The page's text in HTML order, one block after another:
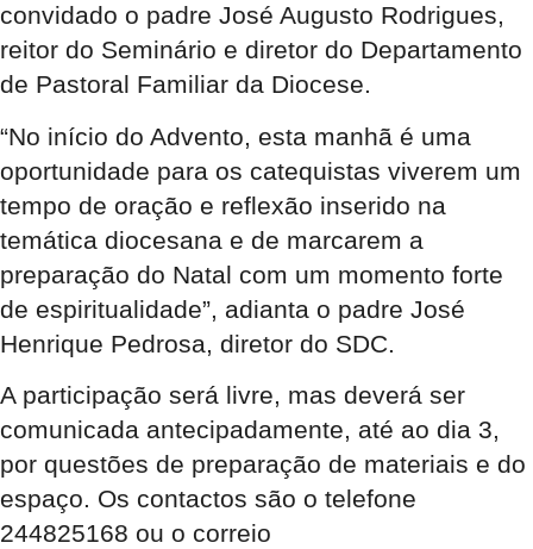
convidado o padre José Augusto Rodrigues,
reitor do Seminário e diretor do Departamento
de Pastoral Familiar da Diocese.
“No início do Advento, esta manhã é uma
oportunidade para os catequistas viverem um
tempo de oração e reflexão inserido na
temática diocesana e de marcarem a
preparação do Natal com um momento forte
de espiritualidade”, adianta o padre José
Henrique Pedrosa, diretor do SDC.
A participação será livre, mas deverá ser
comunicada antecipadamente, até ao dia 3,
por questões de preparação de materiais e do
espaço. Os contactos são o telefone
244825168 ou o correio